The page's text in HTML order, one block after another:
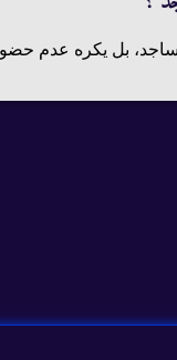
بل يكره عدم